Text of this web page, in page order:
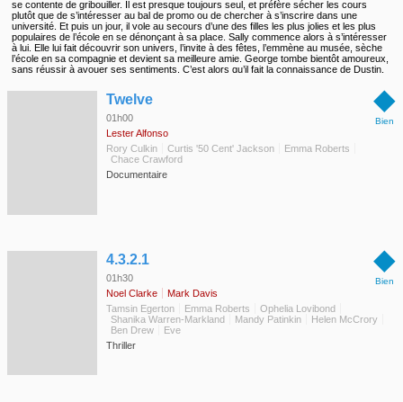
se contente de gribouiller. Il est presque toujours seul, et préfère sécher les cours
plutôt que de s’intéresser au bal de promo ou de chercher à s’inscrire dans une
université. Et puis un jour, il vole au secours d’une des filles les plus jolies et les plus
populaires de l’école en se dénonçant à sa place. Sally commence alors à s’intéresser
à lui. Elle lui fait découvrir son univers, l’invite à des fêtes, l’emmène au musée, sèche
l’école en sa compagnie et devient sa meilleure amie. George tombe bientôt amoureux,
sans réussir à avouer ses sentiments. C’est alors qu’il fait la connaissance de Dustin,
comme sa muse. Sally offre à George un refuge face à la médiocrité du lycée et à
l’insécurité de son foyer. Mais tandis que la fin de l’année se profile, le proviseur lance
un ultimatum au jeune homme : soit il fait en trois semaines les devoirs qu’il n’a jamais
faits de toute l’année, soit il n’aura pas son diplôme. Pour George, le monde s’écroule,
et cette fois, son talent pour s’en sortir sans rien faire ne suffira pas…
◆
Bien
Twelve
01h00
Lester Alfonso
Rory Culkin
Curtis '50 Cent' Jackson
Emma Roberts
Chace Crawford
Documentaire
◆
Bien
4.3.2.1
01h30
Noel Clarke
Mark Davis
Tamsin Egerton
Emma Roberts
Ophelia Lovibond
Shanika Warren-Markland
Mandy Patinkin
Helen McCrory
Ben Drew
Eve
Thriller